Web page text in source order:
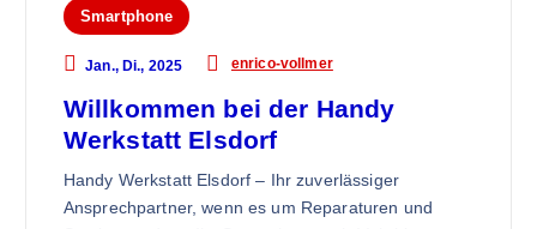
Smartphone
Jan., Di., 2025 enrico-vollmer
Willkommen bei der Handy
Werkstatt Elsdorf
Handy Werkstatt Elsdorf – Ihr zuverlässiger
Ansprechpartner, wenn es um Reparaturen und